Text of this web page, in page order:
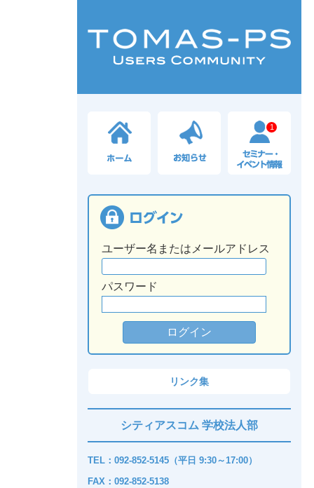
1
ユーザー名またはメールアドレス
パスワード
リンク集
シティアスコム 学校法人部
TEL：092-852-5145（平日 9:30～17:00）
FAX：092-852-5138